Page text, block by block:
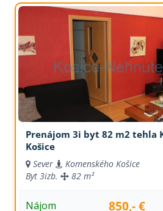
Prenájom 3i byt 82 m2 tehla
Košice
Sever
Komenského Košice
Byt 3izb. 82 m²
Nájom 850,- €